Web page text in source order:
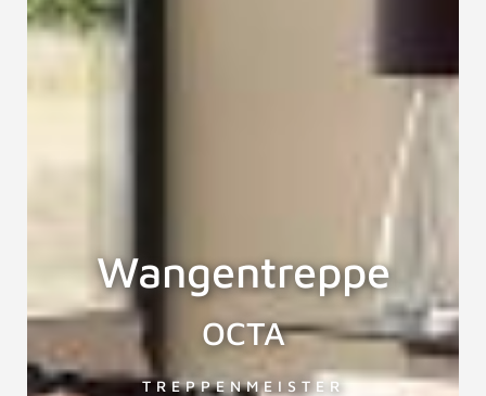
Wangentreppe
OCTA
TREPPENMEISTER